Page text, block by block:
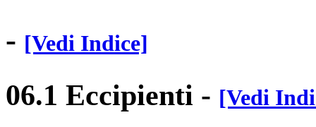
- [Vedi Indice]
06.1 Eccipienti - [Vedi